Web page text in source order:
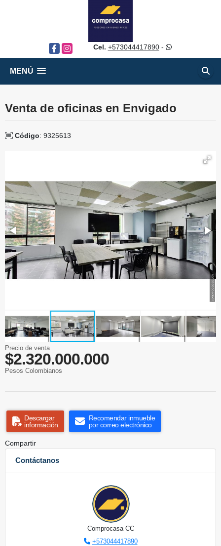
FacebookInstagram Cel. +573044417890-
MENÚ
Venta de oficinas en Envigado
Código: 9325613
Precio de venta
$2.320.000.000
Pesos Colombianos
Descargar
información
Recomendar inmueble
por correo electrónico
Compartir
Contáctanos
Comprocasa CC
+573044417890